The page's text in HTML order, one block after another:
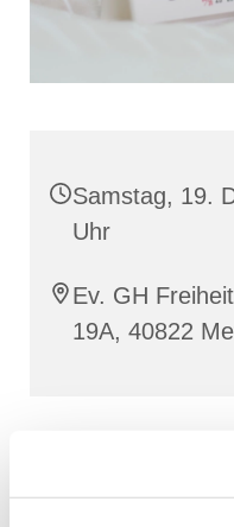
Samstag, 19.
Uhr
Ev. GH
19A, 40822